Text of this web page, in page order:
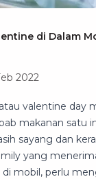
di Dalam
2022
valentine day
makanan satu
sayang dan
yang
mobil, perlu